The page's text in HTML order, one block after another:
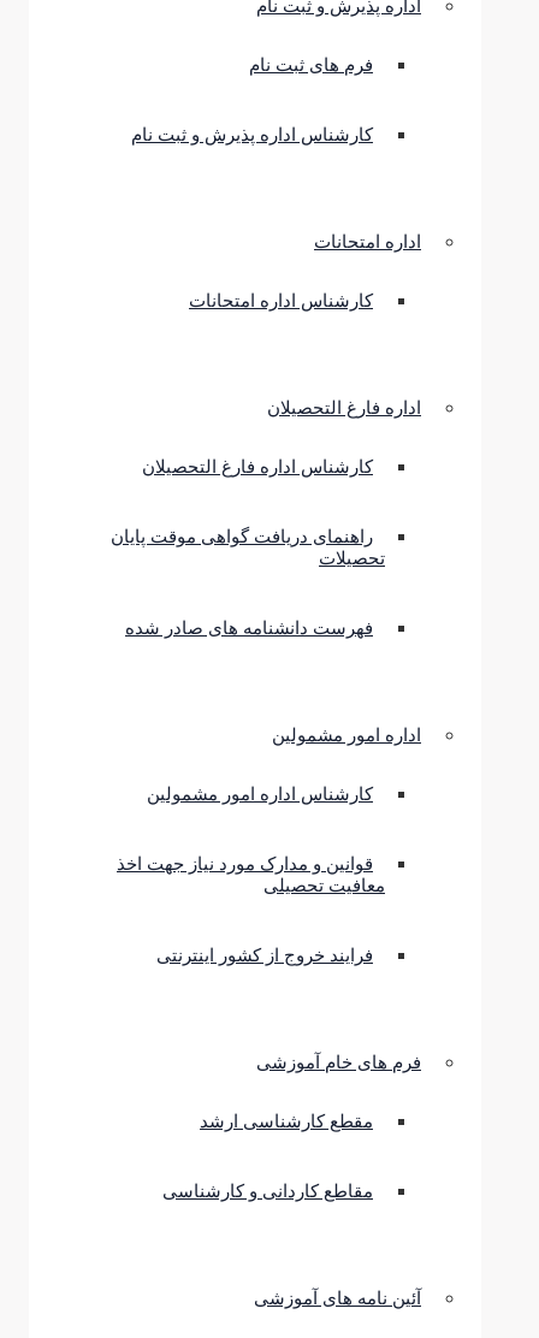
اداره پذیرش و ثبت نام
فرم های ثبت نام
کارشناس اداره پذیرش و ثبت نام
اداره امتحانات
کارشناس اداره امتحانات
اداره فارغ التحصیلان
کارشناس اداره فارغ التحصیلان
راهنمای دریافت گواهی موقت پایان
تحصیلات
فهرست دانشنامه های صادر شده
اداره امور مشمولین
کارشناس اداره امور مشمولین
قوانین و مدارک مورد نیاز جهت اخذ
معافیت تحصیلی
فرایند خروج از کشور اینترنتی
فرم های خام آموزشی
مقطع کارشناسی ارشد
مقاطع کاردانی و کارشناسی
آئین نامه های آموزشی